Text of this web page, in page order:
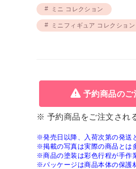
ミニ コレクション
ミニフィギュア コレクション
予約商品のご
※ 予約商品をご注文され
※発売日以降、入荷次第の発送
※掲載の写真は実際の商品とは
※商品の塗装は彩色行程が手作
※パッケージは商品本体の保護